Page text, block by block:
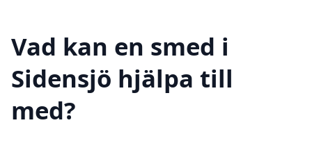
Vad kan en smed i
Sidensjö hjälpa till
med?